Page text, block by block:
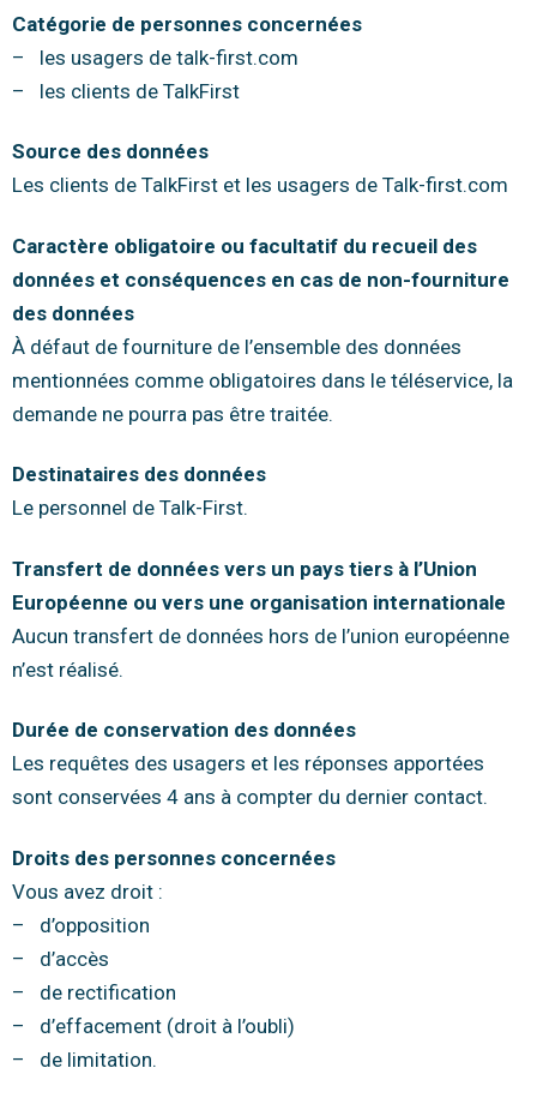
Catégorie de personnes concernées
– les usagers de talk-first.com
– les clients de TalkFirst
Source des données
Les clients de TalkFirst et les usagers de Talk-first.com
Caractère obligatoire ou facultatif du recueil des
données et conséquences en cas de non-fourniture
des données
À défaut de fourniture de l’ensemble des données
mentionnées comme obligatoires dans le téléservice, la
demande ne pourra pas être traitée.
Destinataires des données
Le personnel de Talk-First.
Transfert de données vers un pays tiers à l’Union
Européenne ou vers une organisation internationale
Aucun transfert de données hors de l’union européenne
n’est réalisé.
Durée de conservation des données
Les requêtes des usagers et les réponses apportées
sont conservées 4 ans à compter du dernier contact.
Droits des personnes concernées
Vous avez droit :
– d’opposition
– d’accès
– de rectification
– d’effacement (droit à l’oubli)
– de limitation.